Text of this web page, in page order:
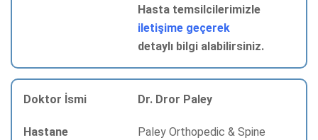
Hasta temsilcilerimizle
iletişime geçerek
detaylı bilgi alabilirsiniz.
Dr. Dror Paley
Paley Orthopedic & Spine